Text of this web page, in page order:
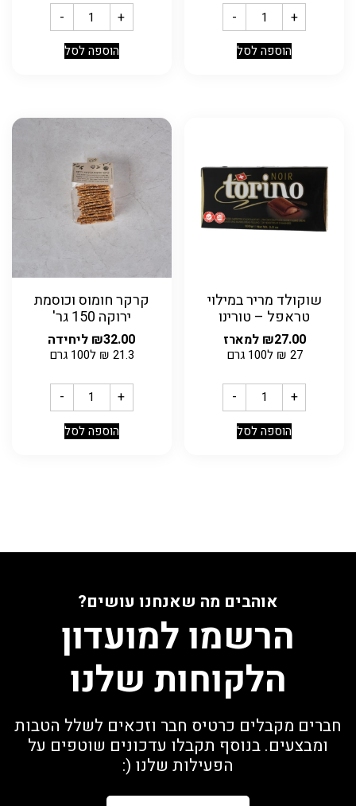
- +
הוספה לסל
- +
הוספה לסל
שוקולד מריר במילוי
טראפל – טורינו
₪27.00 למארז
27
₪ ל100 גרם
- +
הוספה לסל
קרקר חומוס וכוסמת
ירוקה 150 גר'
₪32.00 ליחידה
21.3
₪ ל100 גרם
- +
הוספה לסל
אוהבים מה שאנחנו עושים?
הרשמו למועדון
הלקוחות שלנו
חברים מקבלים כרטיס חבר וזכאים לשלל הטבות
ומבצעים. בנוסף תקבלו עדכונים שוטפים על
הפעילות שלנו (: